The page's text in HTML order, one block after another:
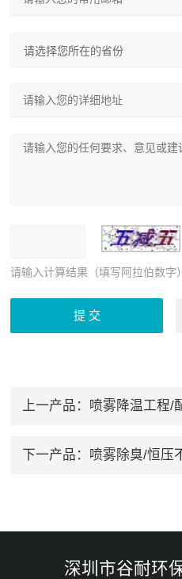
请输入计算结果（填写阿拉伯数字
上一产品： 喷雾降温工程/配
下一产品： 喷雾除臭/恒压
深圳市谷耐环